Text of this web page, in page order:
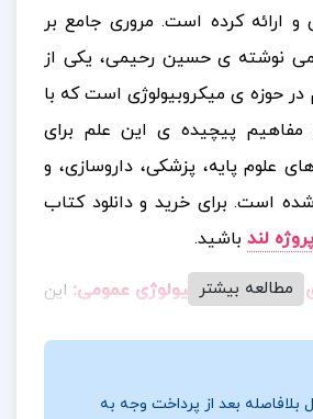
و ارائه کرده است. مروری جامع بر
نوشته ی حسین رحیمی، یکی از
حوزه ی میکروبیولوژی است که با
پیچیده ی این علم برای
علوم پایه، پزشکی، داروسازی، و
شده است. برای خرید و دانلود کتاب
پروژه لند باشید.
بر میکروبیولوژی عمومی: این
باکتری ها، ویروس ها، قارچ ها و
و نقش آن ها را در سلامت و
مطالعه بیشتر
بلافاصله بعد از پرداخت وجه به